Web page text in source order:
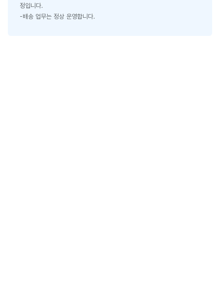
정입니다.
-배송 업무는 정상 운영합니다.